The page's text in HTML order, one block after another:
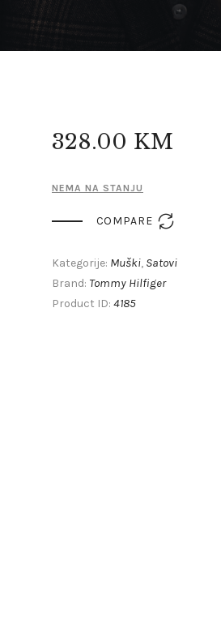
328.00 KM
NEMA NA STANJU
COMPARE 
Kategorije: Muški, Satovi
Brand: Tommy Hilfiger
Product ID: 4185